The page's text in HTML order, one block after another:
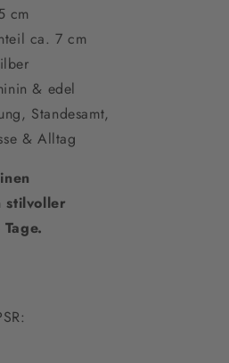
cm
ca. 7 cm
& edel
Standesamt,
& Alltag
stilvoller